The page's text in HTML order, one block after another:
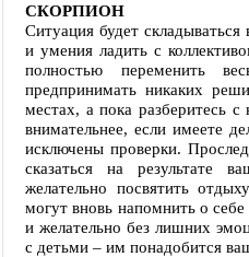
СКОРПИОН
Ситуация будет
и умения ладить с
полностью переменить
предпринимать никаких
местах, а пока разберитесь
внимательнее, если имеете
исключены проверки.
сказаться на результате
желательно посвятить
могут вновь напомнить о
и желательно без лишних
с детьми – им понадобится